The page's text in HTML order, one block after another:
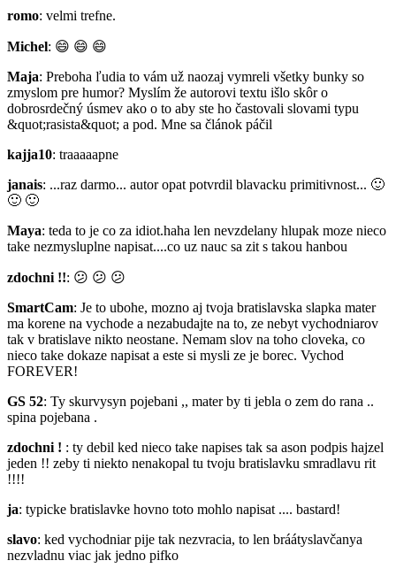
romo: velmi trefne.
Michel: 😄 😄 😄
Maja: Preboha ľudia to vám už naozaj vymreli všetky bunky so
zmyslom pre humor? Myslím že autorovi textu išlo skôr o
dobrosrdečný úsmev ako o to aby ste ho častovali slovami typu
&quot;rasista&quot; a pod. Mne sa článok páčil
kajja10: traaaaapne
janais: ...raz darmo... autor opat potvrdil blavacku primitivnost... 🙂
🙂 🙂
Maya: teda to je co za idiot.haha len nevzdelany hlupak moze nieco
take nezmysluplne napisat....co uz nauc sa zit s takou hanbou
zdochni !!: 😕 😕 😕
SmartCam: Je to ubohe, mozno aj tvoja bratislavska slapka mater
ma korene na vychode a nezabudajte na to, ze nebyt vychodniarov
tak v bratislave nikto neostane. Nemam slov na toho cloveka, co
nieco take dokaze napisat a este si mysli ze je borec. Vychod
FOREVER!
GS 52: Ty skurvysyn pojebani ,, mater by ti jebla o zem do rana ..
spina pojebana .
zdochni ! : ty debil ked nieco take napises tak sa ason podpis hajzel
jeden !! zeby ti niekto nenakopal tu tvoju bratislavku smradlavu rit
!!!!
ja: typicke bratislavke hovno toto mohlo napisat .... bastard!
slavo: ked vychodniar pije tak nezvracia, to len bráátyslavčanya
nezvladnu viac jak jedno pifko